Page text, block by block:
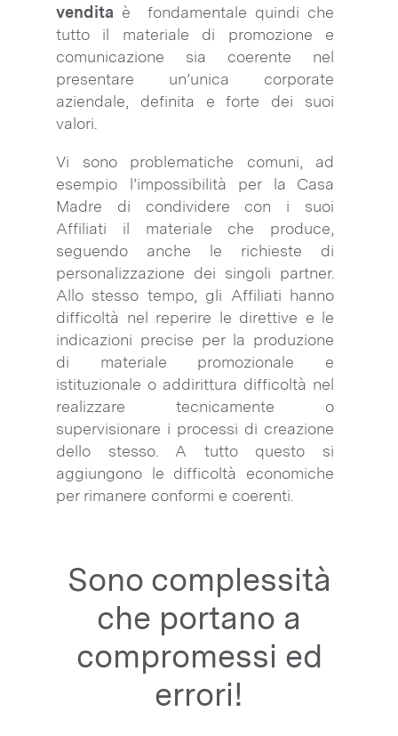
vendita è fondamentale quindi che
tutto il materiale di promozione e
comunicazione sia coerente nel
presentare un’unica corporate
aziendale, definita e forte dei suoi
valori.
Vi sono problematiche comuni, ad
esempio l’impossibilità per la Casa
Madre di condividere con i suoi
Affiliati il materiale che produce,
seguendo anche le richieste di
personalizzazione dei singoli partner.
Allo stesso tempo, gli Affiliati hanno
difficoltà nel reperire le direttive e le
indicazioni precise per la produzione
di materiale promozionale e
istituzionale o addirittura difficoltà nel
realizzare tecnicamente o
supervisionare i processi di creazione
dello stesso. A tutto questo si
aggiungono le difficoltà economiche
per rimanere conformi e coerenti.
Sono complessità
che portano a
compromessi ed
errori!